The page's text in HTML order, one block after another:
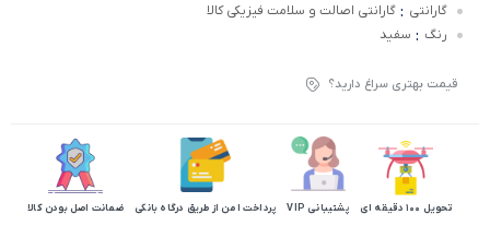
گارانتی : گارانتی اصالت و سلامت فیزیکی کالا
رنگ : سفید
قیمت بهتری سراغ دارید؟
تحویل 100 دقیقه ای پشتیبانی VIP پرداخت امن از طریق درگاه بانکی ضمانت اصل بودن کالا